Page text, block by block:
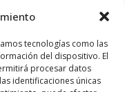
tecnologías como las
del dispositivo. El
procesar datos
identificaciones únicas